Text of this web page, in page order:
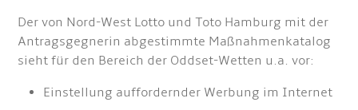
Der von Nord-West Lotto und Toto Hamburg mit der
Antragsgegnerin abgestimmte Maßnahmenkatalog
sieht für den Bereich der Oddset-Wetten u.a. vor:
Einstellung auffordernder Werbung im Internet